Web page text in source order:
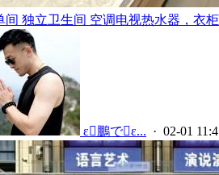
间 独立卫生间 空调电视热水器，衣
 ε鵬でε... · 02-01